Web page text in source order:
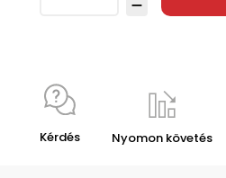
Kérdés Nyomon követés